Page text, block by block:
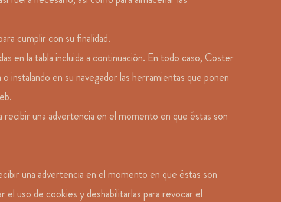
cumplir con su finalidad.
en la tabla incluida a continuación. En todo caso, Coster
instalando en su navegador las herramientas que ponen
una advertencia en el momento en que éstas son
una advertencia en el momento en que éstas son
uso de cookies y deshabilitarlas para revocar el